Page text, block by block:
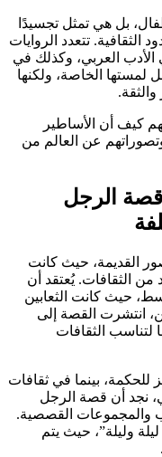
بل هي تمثل تجسيدًا
الثقافية. تتعدد الروايات
العربي، وكذلك في
لمستها الخاصة، ولكنها
كيف أن الأساطير
عن العالم من
قصة الرجل
القديمة، حيث كانت
الثقافات. يُعتقد أن
حيث كانت الثعابين
انتشرت القصة إلى
لتناسب الثقافات
للحكمة، بينما في ثقافات
نجد أن قصة الرجل
والمجموعات القصصية.
وليلة”، حيث يتم